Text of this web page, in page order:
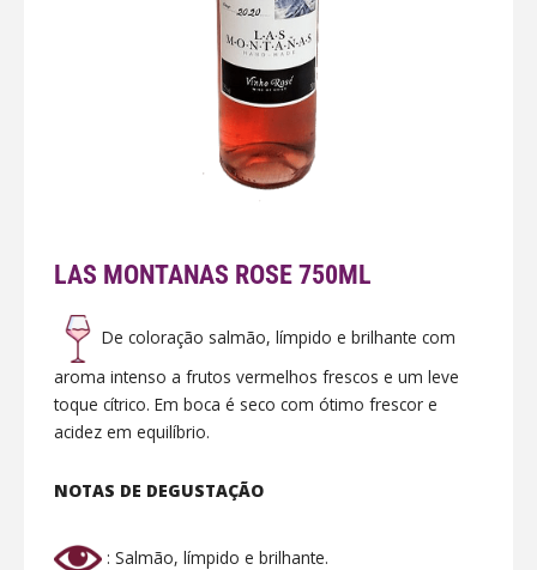
LAS MONTANAS ROSE 750ML
De coloração salmão, límpido e brilhante com
aroma intenso a frutos vermelhos frescos e um leve
toque cítrico. Em boca é seco com ótimo frescor e
acidez em equilíbrio.
NOTAS DE DEGUSTAÇÃO
: Salmão, límpido e brilhante.